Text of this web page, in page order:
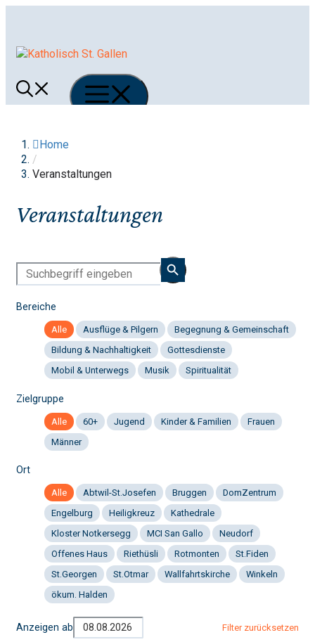
Menü
Home
/
Veranstaltungen
Veranstaltungen
Bereiche
Alle Ausflüge & Pilgern
Begegnung & Gemeinschaft
Bildung & Nachhaltigkeit
Gottesdienste
Mobil & Unterwegs
Musik Spiritualität
Zielgruppe
Alle 60+ Jugend Kinder & Familien
Frauen
Männer
Ort
Alle Abtwil-St.Josefen Bruggen
DomZentrum
Engelburg
Heiligkreuz
Kathedrale
Kloster Notkersegg
MCI San Gallo
Neudorf
Offenes Haus
Riethüsli Rotmonten
St.Fiden
St.Georgen
St.Otmar Wallfahrtskirche
Winkeln
ökum. Halden
Anzeigen ab Filter zurücksetzen